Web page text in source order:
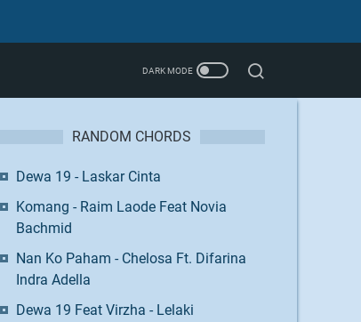
RANDOM CHORDS
Dewa 19 - Laskar Cinta
Komang - Raim Laode Feat Novia
Bachmid
Nan Ko Paham - Chelosa Ft. Difarina
Indra Adella
Dewa 19 Feat Virzha - Lelaki